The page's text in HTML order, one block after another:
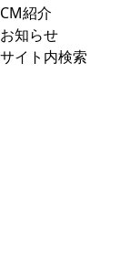
CM紹介
お知らせ
サイト内検索